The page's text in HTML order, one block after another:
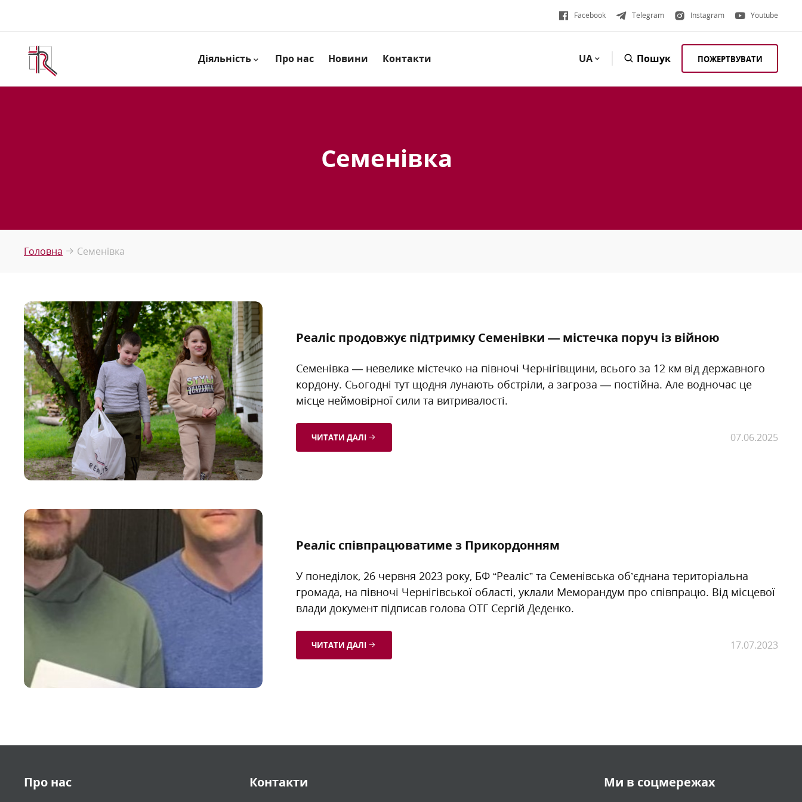
Facebook Telegram Instagram Youtube
Діяльність Про нас Новини Контакти UA Пошук ПОЖЕРТВУВАТИ
Семенівка
Головна Семенівка
Реаліс продовжує підтримку Семенівки — містечка поруч із війною
Семенівка — невелике містечко на півночі Чернігівщини, всього за 12 км від державного
кордону. Сьогодні тут щодня лунають обстріли, а загроза — постійна. Але водночас це
місце неймовірної сили та витривалості.
ЧИТАТИ ДАЛІ 07.06.2025
Реаліс співпрацюватиме з Прикордонням
У понеділок, 26 червня 2023 року, БФ “Реаліс” та Семенівська об’єднана територіальна
громада, на півночі Чернігівської області, уклали Меморандум про співпрацю. Від місцевої
влади документ підписав голова ОТГ Сергій Деденко.
ЧИТАТИ ДАЛІ 17.07.2023
Про нас Контакти Ми в соцмережах